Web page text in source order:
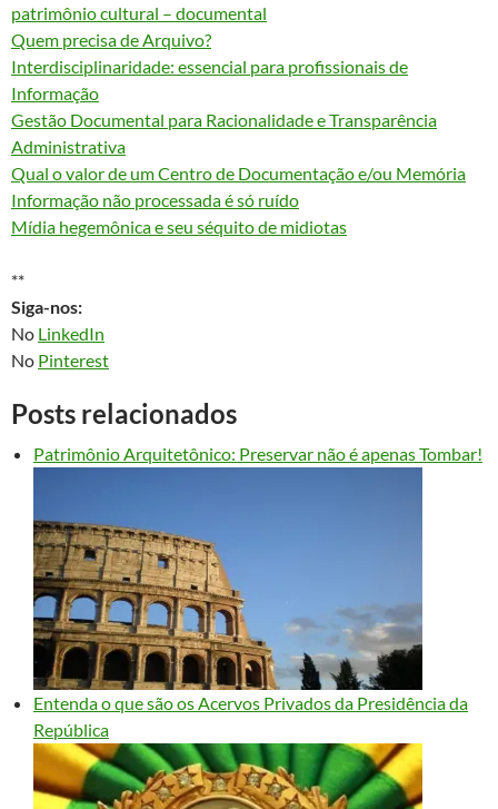
patrimônio cultural – documental
Quem precisa de Arquivo?
Interdisciplinaridade: essencial para profissionais de
Informação
Gestão Documental para Racionalidade e Transparência
Administrativa
Qual o valor de um Centro de Documentação e/ou Memória
Informação não processada é só ruído
Mídia hegemônica e seu séquito de midiotas
**
Siga-nos:
No LinkedIn
No Pinterest
Posts relacionados
Patrimônio Arquitetônico: Preservar não é apenas Tombar!
Entenda o que são os Acervos Privados da Presidência da
República